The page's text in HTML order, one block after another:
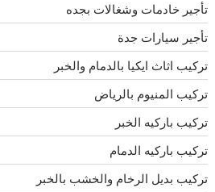
تأجير خادمات وشغالات بجده
تأجير سيارات جدة
تركيب اثاث ايكيا بالدمام والخبر
تركيب المنيوم بالرياض
تركيب باركيه الخبر
تركيب باركيه الدمام
تركيب بديل الرخام والخشب بالخبر